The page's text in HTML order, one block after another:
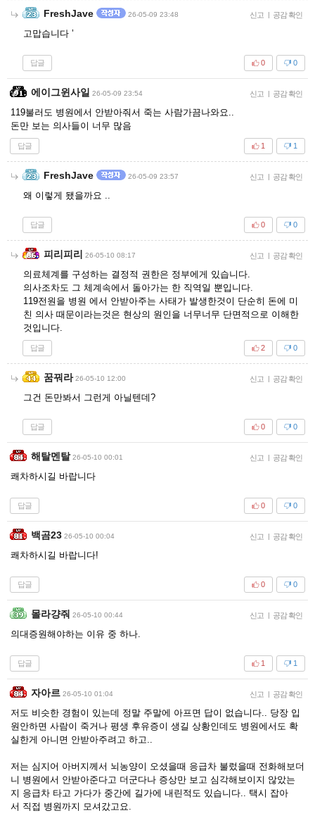
FreshJave 26-05-09 23:48 신고 | 공감 확인
고맙습니다 ’
답글 0
0
에이그윈사일 26-05-09 23:54 신고 | 공감 확인
119불러도 병원에서 안받아줘서 죽는 사람가끔나와요..
돈만 보는 의사들이 너무 많음
답글 1
1
FreshJave 26-05-09 23:57 신고 | 공감 확인
왜 이렇게 됐을까요 ..
답글 0
0
피리피리 26-05-10 08:17 신고 | 공감 확인
의료체계를 구성하는 결정적 권한은 정부에게 있습니다.
의사조차도 그 체계속에서 돌아가는 한 직역일 뿐입니다.
119전원을 병원 에서 안받아주는 사태가 발생한것이 단순히 돈에 미
친 의사 때문이라는것은 현상의 원인을 너무너무 단면적으로 이해한
것입니다.
답글 0
2
꿈꿔라 26-05-10 12:00 신고 | 공감 확인
그건 돈만봐서 그런게 아닐텐데?
답글 0
0
해탈멘탈 26-05-10 00:01 신고 | 공감 확인
쾌차하시길 바랍니다
답글 0
0
백곰23 26-05-10 00:04 신고 | 공감 확인
쾌차하시길 바랍니다!
답글 0
0
몰라걍줘 26-05-10 00:44 신고 | 공감 확인
의대증원해야하는 이유 중 하나.
답글 1
1
자아르 26-05-10 01:04 신고 | 공감 확인
저도 비슷한 경험이 있는데 정말 주말에 아프면 답이 없습니다.. 당장 입
원안하면 사람이 죽거나 평생 후유증이 생길 상황인데도 병원에서도 확
실한게 아니면 안받아주려고 하고..
저는 심지어 아버지께서 뇌농양이 오셨을때 응급차 불렀을때 전화해보더
니 병원에서 안받아준다고 더군다나 증상만 보고 심각해보이지 않았는
지 응급차 타고 가다가 중간에 길가에 내린적도 있습니다.. 택시 잡아
서 직접 병원까지 모셔갔고요.